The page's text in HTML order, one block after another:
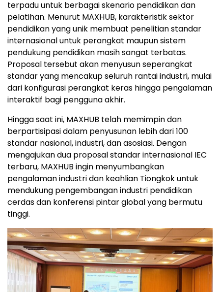
terpadu untuk berbagai skenario pendidikan dan
pelatihan. Menurut MAXHUB, karakteristik sektor
pendidikan yang unik membuat penelitian standar
internasional untuk perangkat maupun sistem
pendukung pendidikan masih sangat terbatas.
Proposal tersebut akan menyusun seperangkat
standar yang mencakup seluruh rantai industri, mulai
dari konfigurasi perangkat keras hingga pengalaman
interaktif bagi pengguna akhir.
Hingga saat ini, MAXHUB telah memimpin dan
berpartisipasi dalam penyusunan lebih dari 100
standar nasional, industri, dan asosiasi. Dengan
mengajukan dua proposal standar internasional IEC
terbaru, MAXHUB ingin menyumbangkan
pengalaman industri dan keahlian Tiongkok untuk
mendukung pengembangan industri pendidikan
cerdas dan konferensi pintar global yang bermutu
tinggi.